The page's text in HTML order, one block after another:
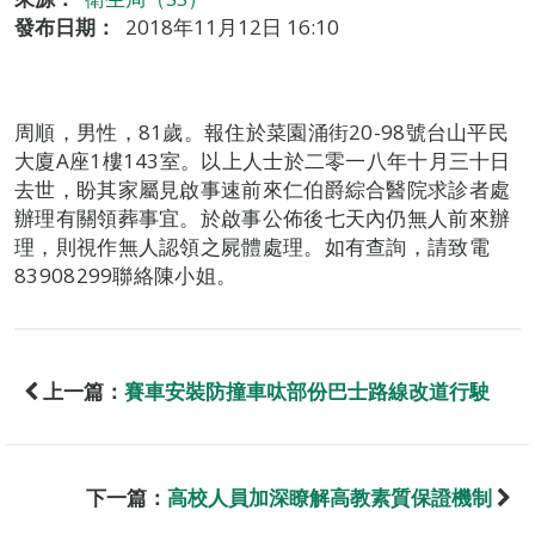
發布日期：
2018年11月12日 16:10
周順，男性，81歲。報住於菜園涌街20-98號台山平民
大廈A座1樓143室。以上人士於二零一八年十月三十日
去世，盼其家屬見啟事速前來仁伯爵綜合醫院求診者處
辦理有關領葬事宜。於啟事公佈後七天內仍無人前來辦
理，則視作無人認領之屍體處理。如有查詢，請致電
83908299聯絡陳小姐。
上一篇： 賽車安裝防撞車呔部份巴士路線改道行駛
下一篇： 高校人員加深瞭解高教素質保證機制